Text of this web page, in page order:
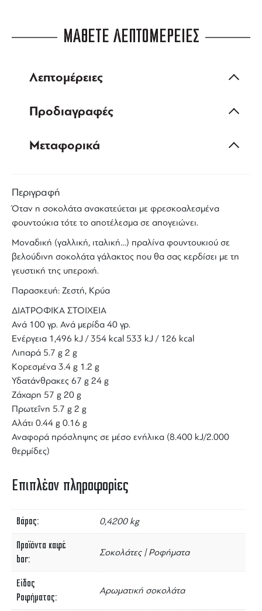
ΜΑΘΕΤΕ ΛΕΠΤΟΜΕΡΕΙΕΣ
Λεπτομέρειες
Προδιαγραφές
Μεταφορικά
Περιγραφή
Όταν η σοκολάτα ανακατεύεται με φρεσκοαλεσμένα
φουντούκια τότε το αποτέλεσμα σε απογειώνει.
Μοναδική (γαλλική, ιταλική…) πραλίνα φουντουκιού σε
βελούδινη σοκολάτα γάλακτος που θα σας κερδίσει με τη
γευστική της υπεροχή.
Παρασκευή: Ζεστή, Κρύα
ΔΙΑΤΡΟΦΙΚΑ ΣΤΟΙΧΕΙΑ
Ανά 100 γρ. Ανά μερίδα 40 γρ.
Ενέργεια 1,496 kJ / 354 kcal 533 kJ / 126 kcal
Λιπαρά 5.7 g 2 g
Κορεσμένα 3.4 g 1.2 g
Υδατάνθρακες 67 g 24 g
Ζάχαρη 57 g 20 g
Πρωτεΐνη 5.7 g 2 g
Αλάτι 0.44 g 0.16 g
Αναφορά πρόσληψης σε μέσο ενήλικα (8.400 kJ/2.000
θερμίδες)
Επιπλέον πληροφορίες
Βάρος 0,4200 kg
Προϊόντα καφέ
bar
Σοκολάτες | Ροφήματα
Είδος
Ροφήματος
Αρωματική σοκολάτα